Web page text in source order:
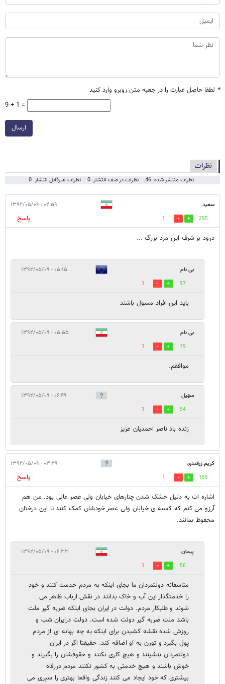
* لطفا حاصل عبارت را در جعبه متن روبرو وارد کنید
9 + 1 =
ارسال
نظرات
نظرات منتشر شده: 46 نظرات در صف انتشار: 0 نظرات غیرقابل انتشار: 0
سعید ۰۲:۵۹ - ۱۳۹۲/۰۵/۰۹
295
1
پاسخ
درود بر شرف این مرد بزرگ ...
بی نام ۰۵:۱۵ - ۱۳۹۲/۰۵/۰۹
97
1
باید این افراد مسول باشند
بی نام ۰۵:۵۵ - ۱۳۹۲/۰۵/۰۹
79
1
موافقم.
سهيل ۰۶:۴۹ - ۱۳۹۲/۰۵/۰۹
54
1
زنده باد ناصر احمديان عزيز
کریم زرقندی ۰۳:۲۹ - ۱۳۹۲/۰۵/۰۹
165
1
پاسخ
اشاره ات به دلیل خشک شدن چنارهای خیابان ولی عصر عالی بود. من هم
آرزو می کنم که کسبه ی خیابان ولی عصر خودشان کمک کنند تا این درختان
محفوظ بمانند.
پیمان ۰۶:۳۳ - ۱۳۹۲/۰۵/۰۹
56
1
متاسفانه دولتمردان ما بجای اینکه به مردم خدمت کنند و خود
را خدمتگذار این آب و خاک بدانند در نقش ارباب ظاهر می
شوند و طلبکار مردم. دولت در ایران بجای اینکه ضربه گیر ملت
باشد ملت ضربه گیر دولت شده است. دولت درایران شب و
روزش شده نقشه کشیدن برای اینکه یه چه بهانه ای از مردم
پول بگیرد و تورن به او اضافه کند. حقیقتا اگر در ایران
دولتمردان بنشینند و هیچ کاری نکنند و حقوقشان را بگیرند و
خوش باشند و هیچ خدمتی به کشور نکنند مردم دررفاه
بیشتری که خود ایجاد می کنند زندگی واقعا بهتری را سپری می